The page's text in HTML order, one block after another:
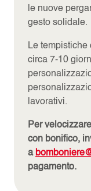
le nuove
gesto solidale.
Le tempistiche
circa 7-10
lavorativi.
Per
con bonifico,
a
pagamento.